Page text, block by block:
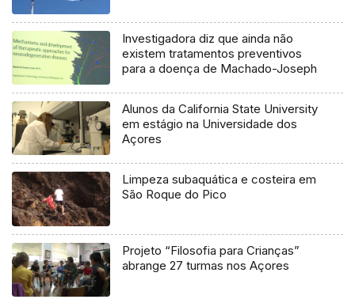
Investigadora diz que ainda não
existem tratamentos preventivos
para a doença de Machado-Joseph
Alunos da California State University
em estágio na Universidade dos
Açores
Limpeza subaquática e costeira em
São Roque do Pico
Projeto “Filosofia para Crianças”
abrange 27 turmas nos Açores